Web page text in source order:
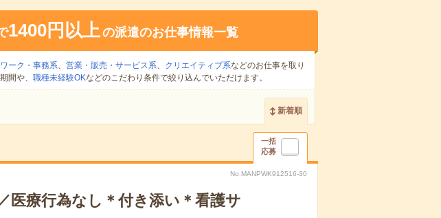
1400円以上の派遣のお仕事情報一覧
ーク・事務系、 営業・販売・サービス系、 クリエイティブ系などのお仕事を取り
間や、 職種未経験OKなどのこだわり条件で絞り込んでいただけます。
新着順
一括
応募
No.MANPWK912516-30
医療行為なし＊付き添い＊看護サ